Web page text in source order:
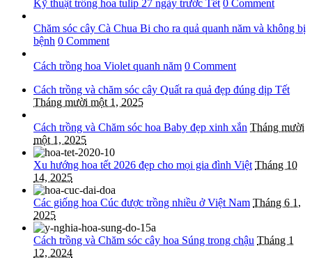
Kỹ thuật trồng hoa tulip 27 ngày trước Tết 0 Comment
Chăm sóc cây Cà Chua Bi cho ra quả quanh năm và không bị
bệnh 0 Comment
Cách trồng hoa Violet quanh năm 0 Comment
Cách trồng và chăm sóc cây Quất ra quả đẹp đúng dịp Tết
Tháng mười một 1, 2025
Cách trồng và Chăm sóc hoa Baby đẹp xinh xắn Tháng mười
một 1, 2025
Xu hướng hoa tết 2026 đẹp cho mọi gia đình Việt Tháng 10
14, 2025
Các giống hoa Cúc được trồng nhiều ở Việt Nam Tháng 6 1,
2025
Cách trồng và Chăm sóc cây hoa Súng trong chậu Tháng 1
12, 2024